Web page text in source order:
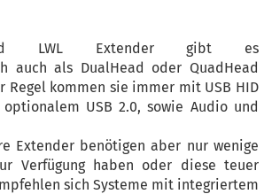
LWL Extender gibt es
auch als DualHead oder QuadHead
Regel kommen sie immer mit USB HID
optionalem USB 2.0, sowie Audio und
Extender benötigen aber nur wenige
Verfügung haben oder diese teuer
sich Systeme mit integriertem